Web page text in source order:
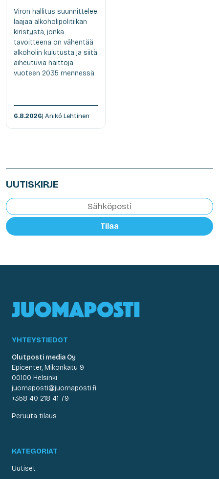
Viron hallitus suunnittelee
laajaa alkoholipolitiikan
kiristystä, jonka
tavoitteena on vähentää
alkoholin kulutusta ja siitä
aiheutuvia haittoja
vuoteen 2035 mennessä.
6.8.2026| Anikó Lehtinen
UUTISKIRJE
Tilaa
YHTEYSTIEDOT
Olutposti media Oy
Epicenter, Mikonkatu 9
00100 Helsinki
juomaposti@juomaposti.fi
+358 40 218 41 79
Peruuta tilaus
KATEGORIAT
Uutiset